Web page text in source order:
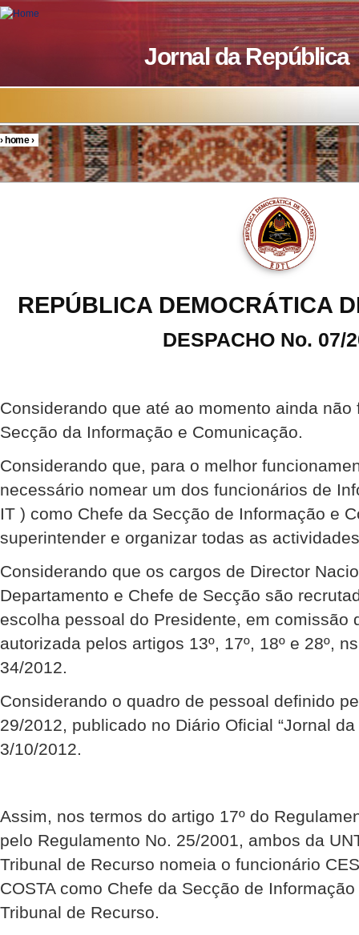
Skip to main content
Jornal da República
You are here
›home›
REPÚBLICA DEMOCRÁTICA
DESPACHO No. 07/
Considerando que até ao momento ainda
Secção da Informação e Comunicação.
Considerando que, para o melhor
necessário nomear um dos funcionários de
IT ) como Chefe da Secção de Informação e
superintender e organizar todas as
Considerando que os cargos de Director
Departamento e Chefe de Secção são
escolha pessoal do Presidente, em comissão
autorizada pelos artigos 13º, 17º, 18º e 28º,
34/2012.
Considerando o quadro de pessoal definido
29/2012, publicado no Diário Oficial “Jornal
3/10/2012.
Assim, nos termos do artigo 17º do
pelo Regulamento No. 25/2001, ambos da
Tribunal de Recurso nomeia o funcionário
COSTA como Chefe da Secção de
Tribunal de Recurso.